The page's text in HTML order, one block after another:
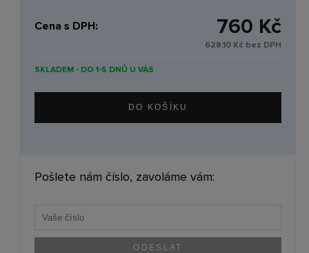
Cena s DPH: 760 Kč
628,10 Kč bez DPH
SKLADEM - DO 1-5 DNŮ U VÁS
Pošlete nám číslo, zavoláme vám: